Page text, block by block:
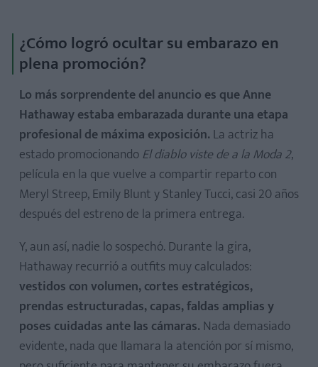
¿Cómo logró ocultar su embarazo en
plena promoción?
Lo más sorprendente del anuncio es que Anne
Hathaway estaba embarazada durante una etapa
profesional de máxima exposición. La actriz ha
estado promocionando El diablo viste de a la Moda 2,
película en la que vuelve a compartir reparto con
Meryl Streep, Emily Blunt y Stanley Tucci, casi 20 años
después del estreno de la primera entrega.
Y, aun así, nadie lo sospechó. Durante la gira,
Hathaway recurrió a outfits muy calculados:
vestidos con volumen, cortes estratégicos,
prendas estructuradas, capas, faldas amplias y
poses cuidadas ante las cámaras. Nada demasiado
evidente, nada que llamara la atención por sí mismo,